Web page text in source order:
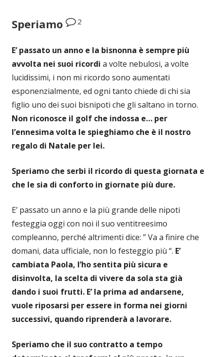
Speriamo 2
E’ passato un anno e la bisnonna è sempre più
avvolta nei suoi ricordi a volte nebulosi, a volte
lucidissimi, i non mi ricordo sono aumentati
esponenzialmente, ed ogni tanto chiede di chi sia
figlio uno dei suoi bisnipoti che gli saltano in torno.
Non riconosce il golf che indossa e… per
l’ennesima volta le spieghiamo che è il nostro
regalo di Natale per lei.
Speriamo che serbi il ricordo di questa giornata e
che le sia di conforto in giornate più dure.
E’ passato un anno e la più grande delle nipoti
festeggia oggi con noi il suo ventitreesimo
compleanno, perché altrimenti dice: ” Va a finire che
domani, data ufficiale, non lo festeggio più “. E’
cambiata Paola, l’ho sentita più sicura e
disinvolta, la scelta di vivere da sola sta già
dando i suoi frutti. E’ la prima ad andarsene,
vuole riposarsi per essere in forma nei giorni
successivi, quando riprenderà a lavorare.
Speriamo che il suo contratto a tempo